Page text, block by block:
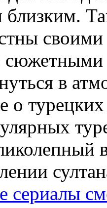
близким.
в
о
сериалы